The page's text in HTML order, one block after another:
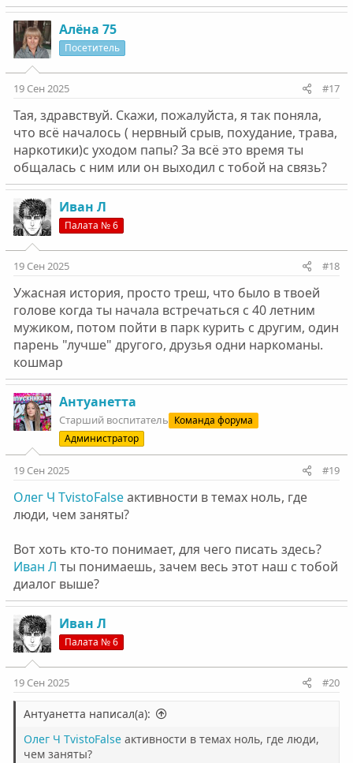
Алёна 75
Посетитель
19 Сен 2025 #17
Тая, здравствуй. Скажи, пожалуйста, я так поняла,
что всё началось ( нервный срыв, похудание, трава,
наркотики)с уходом папы? За всё это время ты
общалась с ним или он выходил с тобой на связь?
Иван Л
Палата № 6
19 Сен 2025 #18
Ужасная история, просто треш, что было в твоей
голове когда ты начала встречаться с 40 летним
мужиком, потом пойти в парк курить с другим, один
парень "лучше" другого, друзья одни наркоманы.
кошмар
Антуанетта
Старший воспитатель Команда форума
Администратор
19 Сен 2025 #19
Олег Ч TvistoFalseактивности в темах ноль, где
люди, чем заняты?
Вот хоть кто-то понимает, для чего писать здесь?
Иван Л ты понимаешь, зачем весь этот наш с тобой
диалог выше?
Иван Л
Палата № 6
19 Сен 2025 #20
Антуанетта написал(а):
Олег Ч TvistoFalseактивности в темах ноль, где люди,
чем заняты?